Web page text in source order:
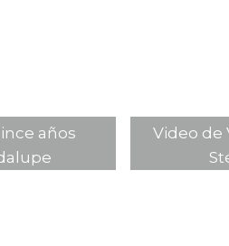
años
Video de